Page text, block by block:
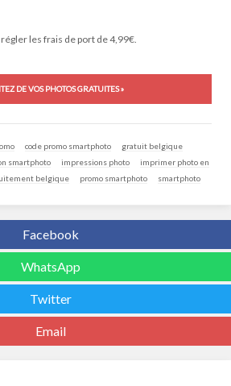
les frais de port de 4,99€.
DE VOS PHOTOS GRATUITES »
code promo smartphoto
gratuit belgique
smartphoto impressions photo
imprimer photo en
belgique promo smartphoto smartphoto
Facebook
WhatsApp
Twitter
Email